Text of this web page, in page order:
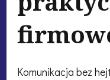
Komunikacja bez